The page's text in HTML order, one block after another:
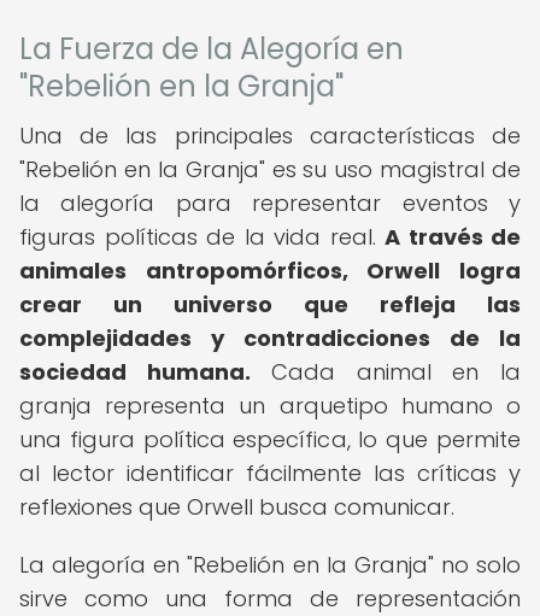
La Fuerza de la Alegoría en
"Rebelión en la Granja"
Una de las principales características de
"Rebelión en la Granja" es su uso magistral de
la alegoría para representar eventos y
figuras políticas de la vida real. A través de
animales antropomórficos, Orwell logra
crear un universo que refleja las
complejidades y contradicciones de la
sociedad humana. Cada animal en la
granja representa un arquetipo humano o
una figura política específica, lo que permite
al lector identificar fácilmente las críticas y
reflexiones que Orwell busca comunicar.
La alegoría en "Rebelión en la Granja" no solo
sirve como una forma de representación